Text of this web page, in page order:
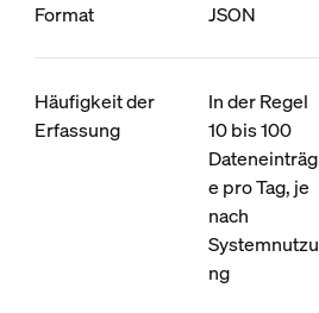
Format JSON
Häufigkeit der
Erfassung
In der Regel
10 bis 100
Dateneinträg
e pro Tag, je
nach
Systemnutzu
ng